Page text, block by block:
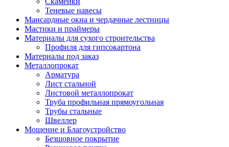
Теневые навесы
Мансардные окна и чердачные лестницы
Мастики и праймеры
Материалы для сухого строительства
Профиля для гипсокартона
Материалы под заказ
Металлопрокат
Арматура
Лист стальной
Листовой металлопрокат
Труба профильная прямоугольная
Трубы стальные
Швеллер
Мощение и Благоустройство
Безшовное покрытие